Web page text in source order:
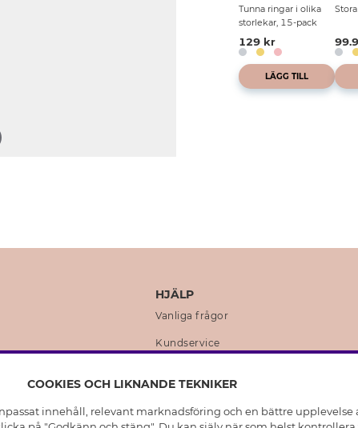
Tunna ringar i olika
storlekar, 15-pack
129 kr
LÄGG TILL
HJÄLP
Vanliga frågor
Kundservice
Skötselråd skinnhandskar
COOKIES OCH LIKNANDE TEKNIKER
innehåll, relevant marknadsföring och en bättre upplevelse